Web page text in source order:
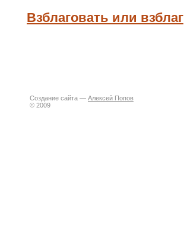
Взблаговать или взблаг
Создание сайта — Алексей Попов
© 2009